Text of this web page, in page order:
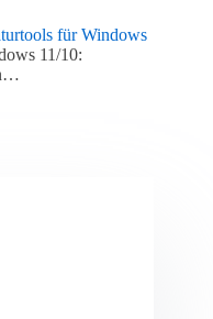
für Windows
11/10: